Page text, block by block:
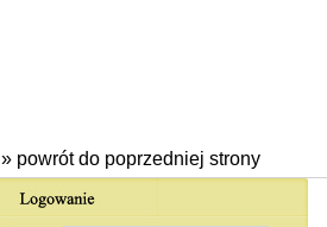
» powrót do poprzedniej strony